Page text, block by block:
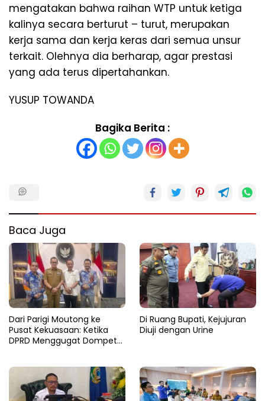
mengatakan bahwa raihan WTP untuk ketiga
kalinya secara berturut – turut, merupakan
kerja sama dan kerja keras dari semua unsur
terkait. Olehnya dia berharap, agar prestasi
yang ada terus dipertahankan.
YUSUP TOWANDA
Bagika Berita :
Baca Juga
Dari Parigi Moutong ke
Pusat Kekuasaan: Ketika
DPRD Menggugat Dompet
Di Ruang Bupati, Kejujuran
Diuji dengan Urine